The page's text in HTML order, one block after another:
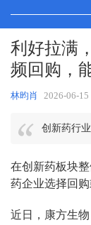
利好拉满
频回购，
林昀肖 2026-06-
创新药行
在创新药板块
药企业选择回购
近日，康方生